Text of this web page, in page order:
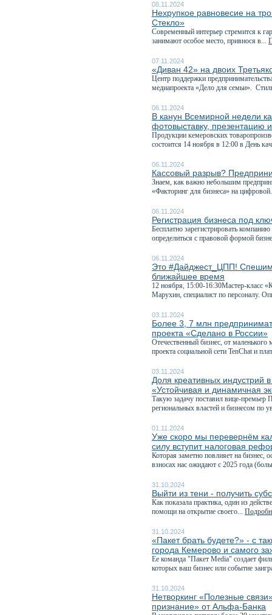
08.11.2024
Нехрупкое равновесие на
Стекло»
Современный интерьер стремится к
занимают особое место, привнося в...
07.11.2024
«Диван 42» на двоих
Центр поддержки
медиапроекта «Дело для семьи».
06.11.2024
В канун Всемирной недели
фотовыставку, презентацию
Продукции кемеровских
состоится 14 ноября в 12:00 в День
06.11.2024
Кассовый разрыв?
Знаем, как важно небольшим
«Факторинг для бизнеса» на
06.11.2024
Регистрация бизнеса под
Бесплатно зарегистрировать
определиться с правовой формой
06.11.2024
Это #Дайджест_ЦПП! Спешим
ближайшее время
12 ноября, 15:00-16:30Мастер-класс
Марухин, специалист по персоналу.
03.11.2024
Более 3, 7 млн
проекта «Сделано в России»
Отечественный бизнес, от
проекта социальной сети TenChat и
03.11.2024
Доля креативных индустрий
«Устойчивая и динамичная
Такую задачу поставил вице-премьер
региональных властей и бизнесом по
01.11.2024
Уже скоро мы перевернём
силу вступит налоговая
Которая заметно повлияет на
взносах нас ожидают с 2025 года
31.10.2024
Выйти из тени - получить
Как показала практика, один из
помощи на открытие своего...
31.10.2024
«Пакет брать будете?» - с
города Кемерово и самого
Ее команда "Пакет Media" создает
которых ваш бизнес или событие
31.10.2024
Нетворкинг «Полезные
признание» от Альфа-Банка